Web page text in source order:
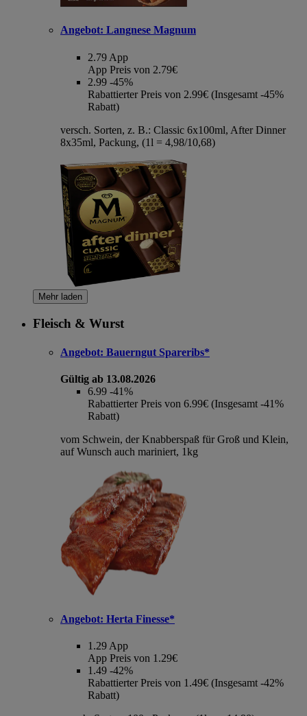
Angebot: Langnese Magnum
2.79 App
App Preis von 2.79€
2.99 -45%
Rabattierter Preis von 2.99€ (Insgesamt -45%
Rabatt)
versch. Sorten, z. B.: Classic 6x100ml, After Dinner
8x35ml, Packung, (1l = 4,98/10,68)
Mehr laden
Fleisch & Wurst
Angebot: Bauerngut Spareribs*
Gültig ab 13.08.2026
6.99 -41%
Rabattierter Preis von 6.99€ (Insgesamt -41%
Rabatt)
vom Schwein, der Knabberspaß für Groß und Klein,
auf Wunsch auch mariniert, 1kg
Angebot: Herta Finesse*
1.29 App
App Preis von 1.29€
1.49 -42%
Rabattierter Preis von 1.49€ (Insgesamt -42%
Rabatt)